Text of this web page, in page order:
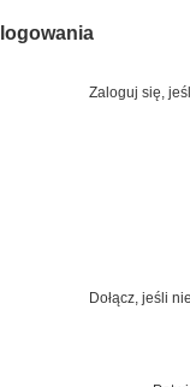
Zaloguj się,
Dołącz, jeśli